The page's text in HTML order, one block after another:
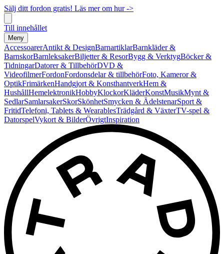
Sälj ditt fordon gratis! Läs mer om hur ->
Till innehållet
Meny
AccessoarerAntikt & DesignBarnartiklarBarnkläder &
BarnskorBarnleksakerBiljetter & ResorBygg & VerktygBöcker &
TidningarDatorer & TillbehörDVD &
VideofilmerFordonFordonsdelar & tillbehörFoto, Kameror &
OptikFrimärkenHandgjort & KonsthantverkHem &
HushållHemelektronikHobbyKlockorKläderKonstMusikMynt &
SedlarSamlarsakerSkorSkönhetSmycken & ÄdelstenarSport &
FritidTelefoni, Tablets & WearablesTrädgård & VäxterTV-spel &
DatorspelVykort & BilderÖvrigtInspiration